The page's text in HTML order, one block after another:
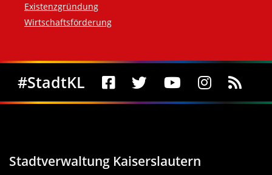
Existenzgründung
Wirtschaftsförderung
Social Media
#StadtKL
Stadtverwaltung Kaiserslautern